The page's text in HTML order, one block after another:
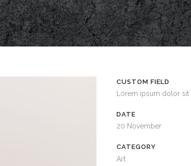
CUSTOM FIELD
Lorem ipsum dolor sit
DATE
20 November
CATEGORY
Art